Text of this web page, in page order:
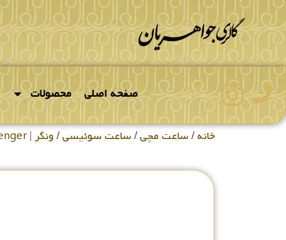
صفحه اصلی محصولات
خانه/ساعت مچی/ساعت سوئیسی/ونگر | Wenger